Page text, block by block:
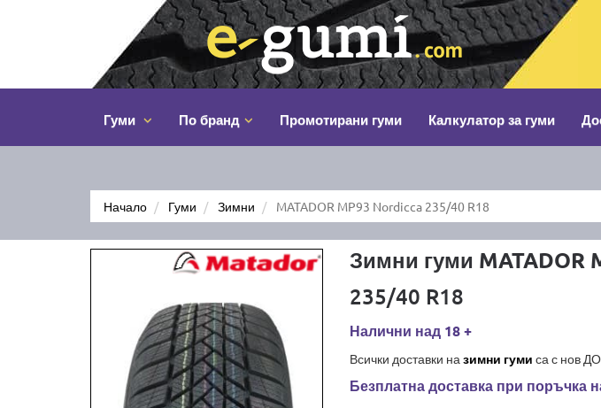
Гуми По бранд Промотирани гуми Калкулатор за гуми
Начало Гуми Зимни MATADOR MP93 Nordicca 235/40 R18
Зимни гуми MATADOR
235/40 R18
Налични над 18 +
Всички доставки на зимни гуми са с нов
Безплатна доставка при поръчка